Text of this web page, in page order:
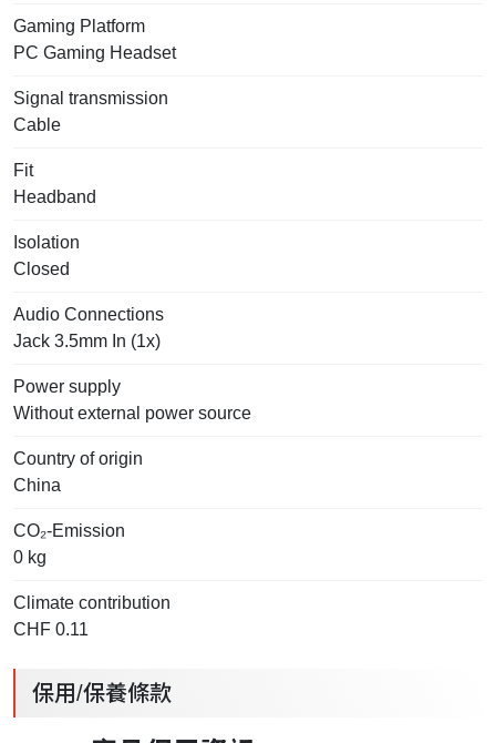
Gaming Platform
PC Gaming Headset
Signal transmission
Cable
Fit
Headband
Isolation
Closed
Audio Connections
Jack 3.5mm In (1x)
Power supply
Without external power source
Country of origin
China
CO₂-Emission
0 kg
Climate contribution
CHF 0.11
保用/保養條款